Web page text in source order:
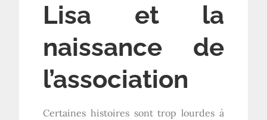
Lisa et la
naissance de
l’association
Certaines histoires sont trop lourdes à